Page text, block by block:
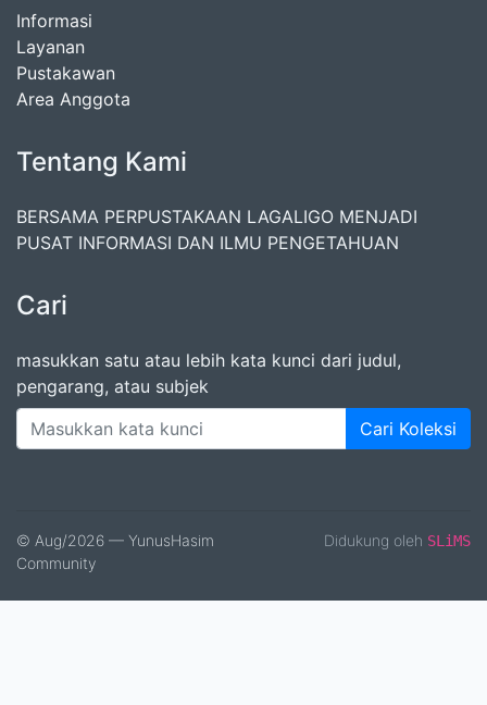
Informasi
Layanan
Pustakawan
Area Anggota
Tentang Kami
BERSAMA PERPUSTAKAAN LAGALIGO MENJADI
PUSAT INFORMASI DAN ILMU PENGETAHUAN
Cari
masukkan satu atau lebih kata kunci dari judul,
pengarang, atau subjek
Cari Koleksi
© Aug/2026 — YunusHasim
Community
Didukung oleh SLiMS